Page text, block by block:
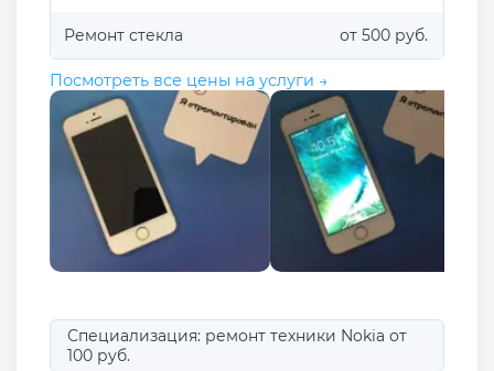
Ремонт стекла от 500 руб.
Посмотреть все цены на услуги →
Специализация: ремонт техники Nokia от
100 руб.